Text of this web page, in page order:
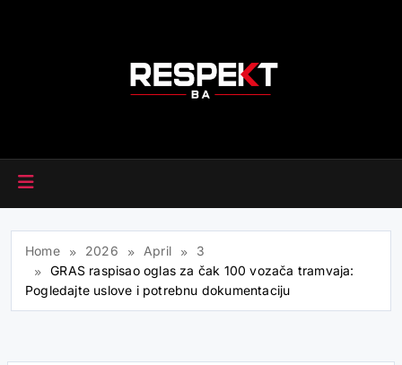
Home 2026 April
3
GRAS raspisao oglas za čak 100 vozača tramvaja:
Pogledajte uslove i potrebnu dokumentaciju